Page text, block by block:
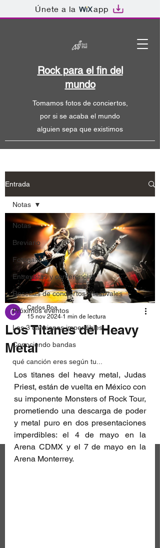
Únete a la app
Tomamos fotos de conciertos,
por si se acaba el mundo
alguien sepa que existimos
Rock para el fin del
mundo
Entrada
Notas
Breviario
Fotogalería
Entrevistas y conferencias
Reseñas de conciertos y festivales
Próximos eventos
Las 3 canciones imperdibles
Conociendo bandas
qué canción eres según tu...
Notas
Los Titanes del Heavy
Metal
Carlos Boa
15 nov 2024 1 min de lectura
Los titanes del heavy metal, Judas
Priest, están de vuelta en México con
su imponente Monsters of Rock Tour,
prometiendo una descarga de poder
y metal puro en dos presentaciones
imperdibles: el 4 de mayo en la
Arena CDMX y el 7 de mayo en la
Arena Monterrey.